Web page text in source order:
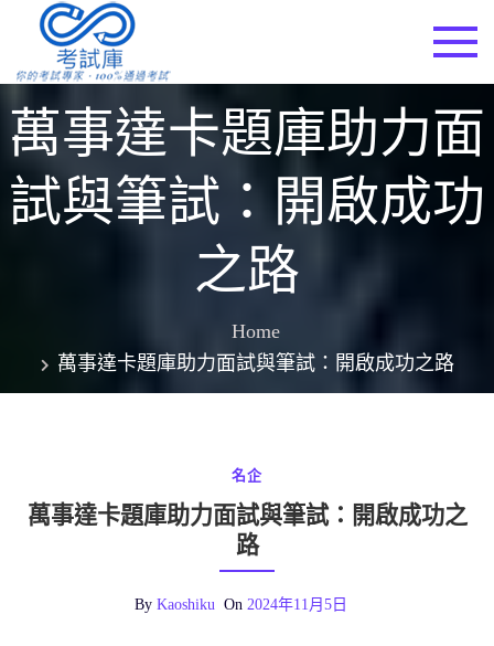
content
萬事達卡題庫助力面
試與筆試：開啟成功
之路
Home
萬事達卡題庫助力面試與筆試：開啟成功之路
名企
萬事達卡題庫助力面試與筆試：開啟成功之
路
By Kaoshiku On 2024年11月5日